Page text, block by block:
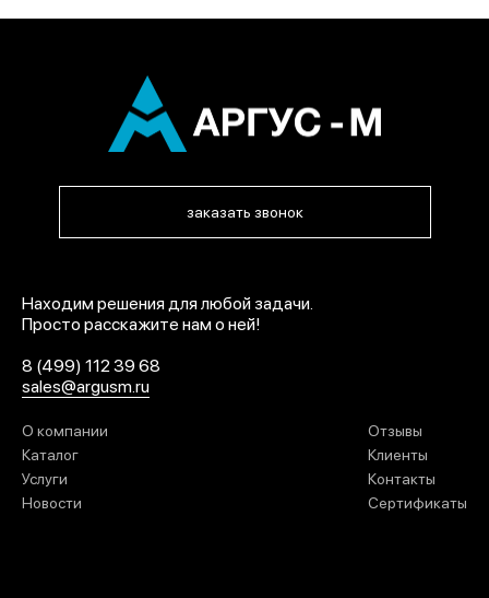
заказать звонок
Находим решения для любой задачи.
Просто расскажите нам о ней!
8 (499) 112 39 68
sales@argusm.ru
О компании
Каталог
Услуги
Новости
Отзывы
Клиенты
Контакты
Сертификаты